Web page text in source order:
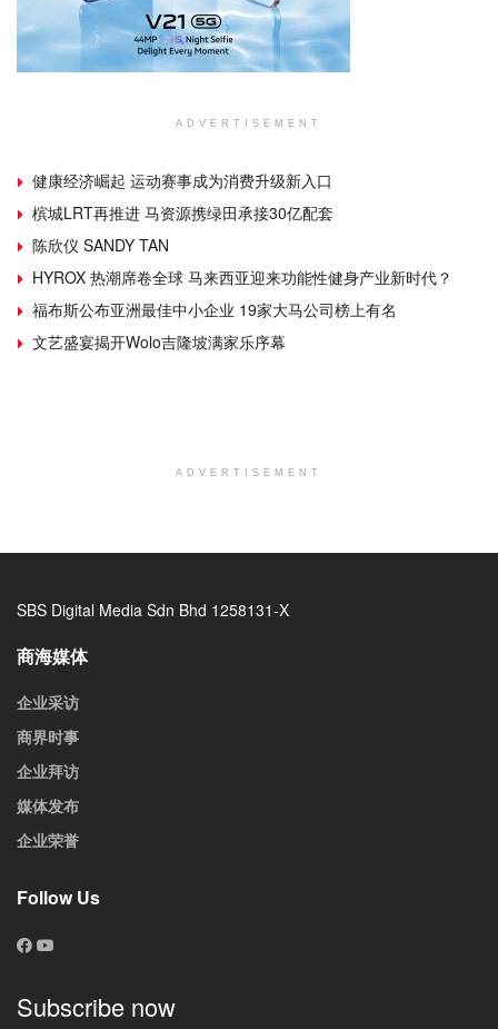
ADVERTISEMENT
健康经济崛起 运动赛事成为消费升级新入口
槟城LRT再推进 马资源携绿田承接30亿配套
陈欣仪 SANDY TAN
HYROX 热潮席卷全球 马来西亚迎来功能性健身产业新时代？
福布斯公布亚洲最佳中小企业 19家大马公司榜上有名
文艺盛宴揭开Wolo吉隆坡满家乐序幕
ADVERTISEMENT
SBS Digital Media Sdn Bhd 1258131-X
商海媒体
企业采访
商界时事
企业拜访
媒体发布
企业荣誉
Follow Us
Subscribe now